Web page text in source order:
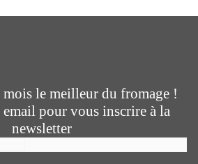
mois le meilleur du fromage !
email pour vous inscrire à la
newsletter